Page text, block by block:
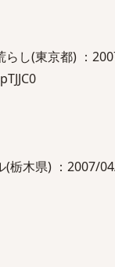
らし(東京都) ：
(栃木県) ：2007/